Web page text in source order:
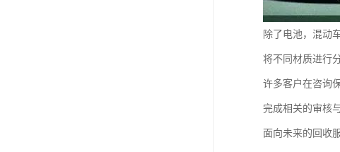
除了电池，混动
将不同材质进行
许多客户在咨询
完成相关的审核
面向未来的回收